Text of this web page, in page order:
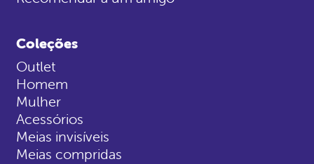
Coleções
Outlet
Homem
Mulher
Acessórios
Meias invisíveis
Meias compridas